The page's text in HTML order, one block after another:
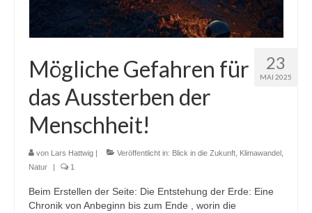
23
MAI 2025
Mögliche Gefahren für
das Aussterben der
Menschheit!
von Lars Hattwig | Veröffentlicht in: Blick in die Zukunft Klimawandel
Natur
| 1
Beim Erstellen der Seite: Die Entstehung der Erde: Eine
Chronik von Anbeginn bis zum Ende , worin die